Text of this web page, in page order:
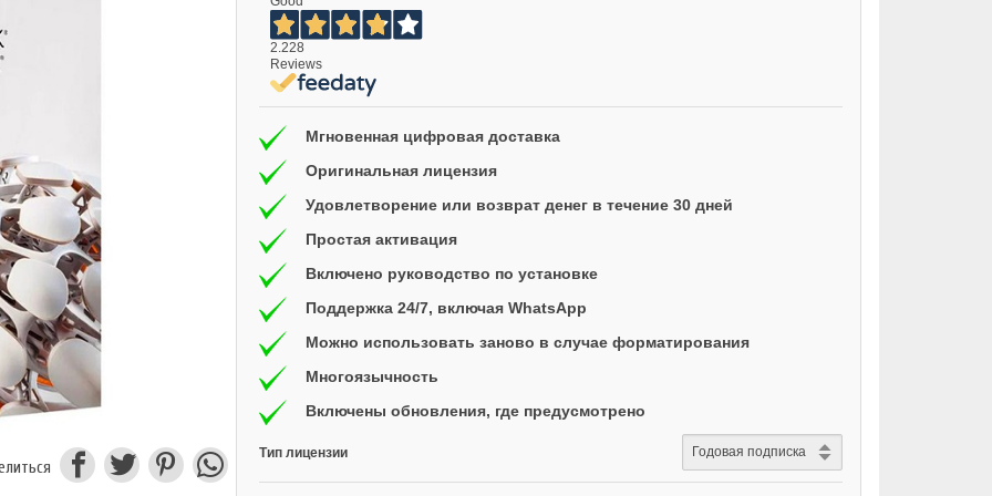
2.228
Reviews
Мгновенная цифровая доставка
Оригинальная лицензия
Удовлетворение или возврат денег в течение 30 дней
Простая активация
Включено руководство по установке
Поддержка 24/7, включая WhatsApp
Можно использовать заново в случае форматирования
Многоязычность
Включены обновления, где предусмотрено
Тип лицензии